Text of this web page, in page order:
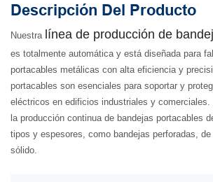
Descripción Del Producto
Nuestra línea de producción de
es totalmente automática y está diseñada para
portacables metálicas con alta eficiencia y
portacables son esenciales para soportar y
eléctricos en edificios industriales y
la producción continua de bandejas portacables
tipos y espesores, como bandejas perforadas,
sólido.